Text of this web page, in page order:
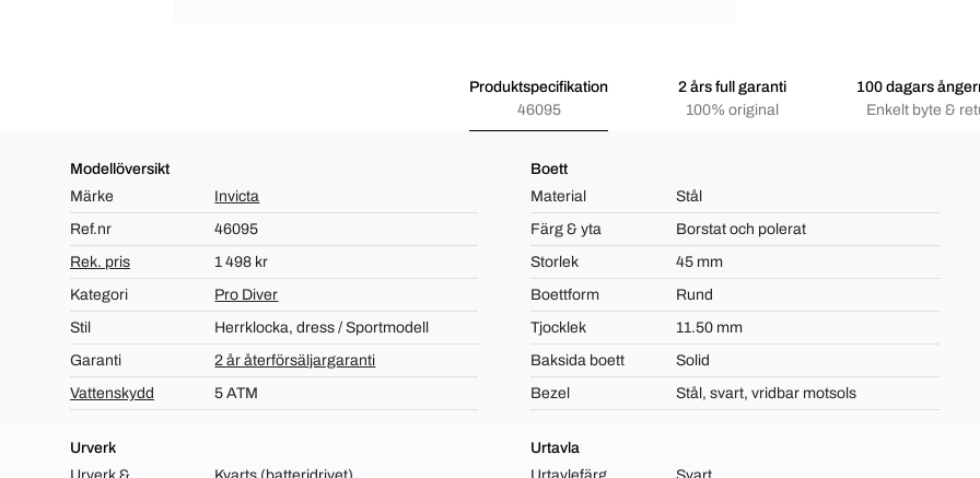
Produktspecifikation
46095
2 års full garanti
100% original
100 dagars
Enkelt byte &
Modellöversikt
Märke
Invicta
Ref.nr
46095
Rek. pris
1 498 kr
Kategori
Pro Diver
Stil
Herrklocka, dress / Sportmodell
Garanti
2 år återförsäljargaranti
Vattenskydd
5 ATM
Urverk
Boett
Material
Stål
Färg & yta
Borstat och polerat
Storlek
45 mm
Boettform
Rund
Tjocklek
11.50 mm
Baksida boett
Solid
Bezel
Stål, svart, vridbar motsols
Urtavla